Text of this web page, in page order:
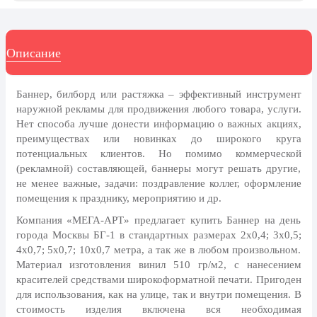
27 марта, День театра
1 апреля, День смеха
благоустройству
День геолога (первое воскресенье
апреля)
Светлая Пасха
12 апреля, День космонавтики
18 апреля, Дни исторического и
1 мая, праздник Весны и Труда
6 мая, День герба и флага города
Москвы
9 мая, День Победы
Описание
Баннер, билборд или растяжка – эффективный инструмент
наружной рекламы для продвижения любого товара, услуги.
Нет способа лучше донести информацию о важных акциях,
преимуществах или новинках до широкого круга
потенциальных клиентов. Но помимо коммерческой
(рекламной) составляющей, баннеры могут решать другие,
не менее важные, задачи: поздравление коллег, оформление
помещения к празднику, мероприятию и др.
Компания «МЕГА-АРТ» предлагает купить Баннер на день
города Москвы БГ-1 в стандартных размерах 2х0,4; 3х0,5;
4х0,7; 5х0,7; 10х0,7 метра, а так же в любом произвольном.
Материал изготовления винил 510 гр/м2, с нанесением
красителей средствами широкоформатной печати. Пригоден
для использования, как на улице, так и внутри помещения. В
стоимость изделия включена вся необходимая